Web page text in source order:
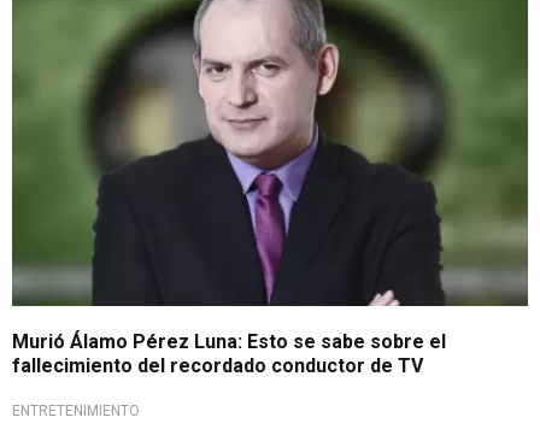
Murió Álamo Pérez Luna: Esto se sabe sobre el
fallecimiento del recordado conductor de TV
ENTRETENIMIENTO